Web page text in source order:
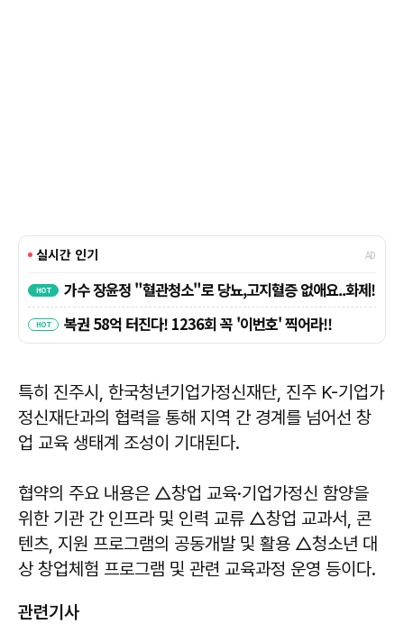
특히 진주시, 한국청년기업가정신재단, 진주 K-기업가
정신재단과의 협력을 통해 지역 간 경계를 넘어선 창
업 교육 생태계 조성이 기대된다.
협약의 주요 내용은 △창업 교육·기업가정신 함양을
위한 기관 간 인프라 및 인력 교류 △창업 교과서, 콘
텐츠, 지원 프로그램의 공동개발 및 활용 △청소년 대
상 창업체험 프로그램 및 관련 교육과정 운영 등이다.
관련기사